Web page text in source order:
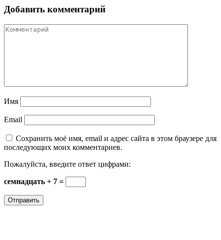
Добавить комментарий
Имя
Email
Сохранить моё имя, email и адрес сайта в этом браузере для
последующих моих комментариев.
Пожалуйста, введите ответ цифрами:
семнадцать + 7 =